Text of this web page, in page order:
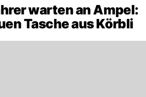
warten an Ampel:
Tasche aus Körbli